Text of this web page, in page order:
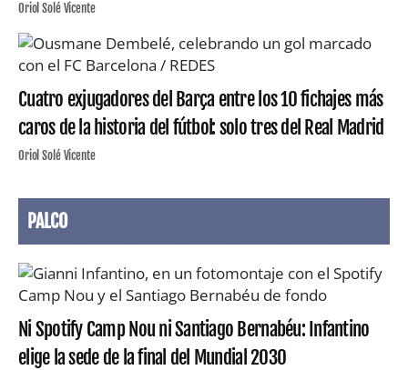
Oriol Solé Vicente
Cuatro exjugadores del Barça entre los 10 fichajes más
caros de la historia del fútbol: solo tres del Real Madrid
Oriol Solé Vicente
PALCO
Ni Spotify Camp Nou ni Santiago Bernabéu: Infantino
elige la sede de la final del Mundial 2030